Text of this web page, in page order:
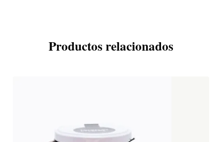
Productos relacionados